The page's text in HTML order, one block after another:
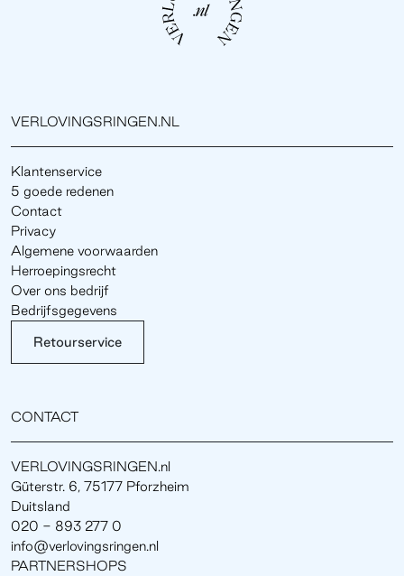
VERLOVINGSRINGEN.NL
Klantenservice
5 goede redenen
Contact
Privacy
Algemene voorwaarden
Herroepingsrecht
Over ons bedrijf
Bedrijfsgegevens
Retourservice
CONTACT
VERLOVINGSRINGEN.nl
Güterstr. 6, 75177 Pforzheim
Duitsland
020 - 893 277 0
info@verlovingsringen.nl
PARTNERSHOPS